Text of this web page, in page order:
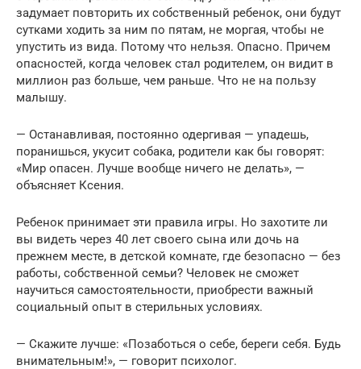
задумает повторить их собственный ребенок, они будут
сутками ходить за ним по пятам, не моргая, чтобы не
упустить из вида. Потому что нельзя. Опасно. Причем
опасностей, когда человек стал родителем, он видит в
миллион раз больше, чем раньше. Что не на пользу
малышу.
— Останавливая, постоянно одергивая — упадешь,
поранишься, укусит собака, родители как бы говорят:
«Мир опасен. Лучше вообще ничего не делать», —
объясняет Ксения.
Ребенок принимает эти правила игры. Но захотите ли
вы видеть через 40 лет своего сына или дочь на
прежнем месте, в детской комнате, где безопасно — без
работы, собственной семьи? Человек не сможет
научиться самостоятельности, приобрести важный
социальный опыт в стерильных условиях.
— Скажите лучше: «Позаботься о себе, береги себя. Будь
внимательным!», — говорит психолог.